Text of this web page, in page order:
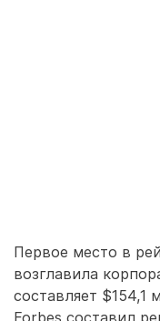
Первое место в
возглавила
составляет $154,1
Forbes составил